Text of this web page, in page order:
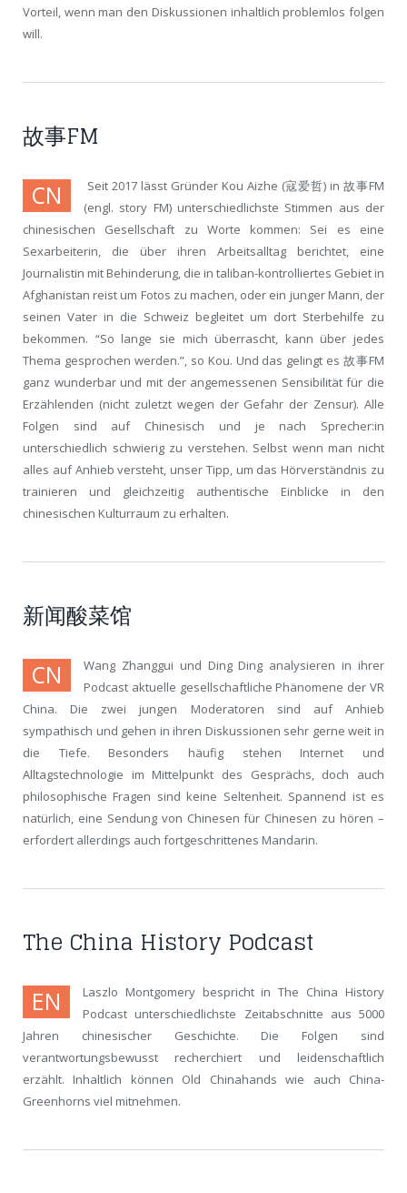
Vorteil, wenn man den Diskussionen inhaltlich problemlos folgen
will.
故事FM
CN
Seit 2017 lässt Gründer Kou Aizhe (寇爱哲) in 故事FM
(engl. story FM) unterschiedlichste Stimmen aus der
chinesischen Gesellschaft zu Worte kommen: Sei es eine
Sexarbeiterin, die über ihren Arbeitsalltag berichtet, eine
Journalistin mit Behinderung, die in taliban-kontrolliertes Gebiet in
Afghanistan reist um Fotos zu machen, oder ein junger Mann, der
seinen Vater in die Schweiz begleitet um dort Sterbehilfe zu
bekommen. “So lange sie mich überrascht, kann über jedes
Thema gesprochen werden.”, so Kou. Und das gelingt es 故事FM
ganz wunderbar und mit der angemessenen Sensibilität für die
Erzählenden (nicht zuletzt wegen der Gefahr der Zensur). Alle
Folgen sind auf Chinesisch und je nach Sprecher:in
unterschiedlich schwierig zu verstehen. Selbst wenn man nicht
alles auf Anhieb versteht, unser Tipp, um das Hörverständnis zu
trainieren und gleichzeitig authentische Einblicke in den
chinesischen Kulturraum zu erhalten.
新闻酸菜馆
CN
Wang Zhanggui und Ding Ding analysieren in ihrer
Podcast aktuelle gesellschaftliche Phänomene der VR
China. Die zwei jungen Moderatoren sind auf Anhieb
sympathisch und gehen in ihren Diskussionen sehr gerne weit in
die Tiefe. Besonders häufig stehen Internet und
Alltagstechnologie im Mittelpunkt des Gesprächs, doch auch
philosophische Fragen sind keine Seltenheit. Spannend ist es
natürlich, eine Sendung von Chinesen für Chinesen zu hören –
erfordert allerdings auch fortgeschrittenes Mandarin.
The China History Podcast
EN
Laszlo Montgomery bespricht in The China History
Podcast unterschiedlichste Zeitabschnitte aus 5000
Jahren chinesischer Geschichte. Die Folgen sind
verantwortungsbewusst recherchiert und leidenschaftlich
erzählt. Inhaltlich können Old Chinahands wie auch China-
Greenhorns viel mitnehmen.